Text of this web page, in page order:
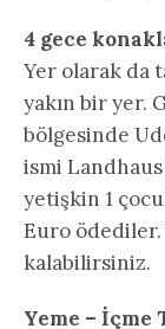
4 gece
Yer olarak da
yakın bir yer.
bölgesinde
ismi
yetişkin 1
Euro ödediler.
kalabilirsiniz.
Yeme – İçme